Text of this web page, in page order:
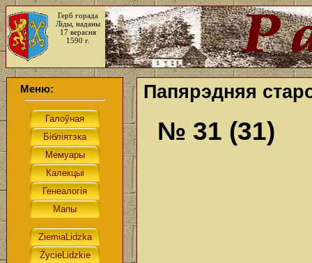
Герб горада
Ліды, наданы
17 верасня
1590 г.
Меню: Папярэдняя
№ 31 (31)